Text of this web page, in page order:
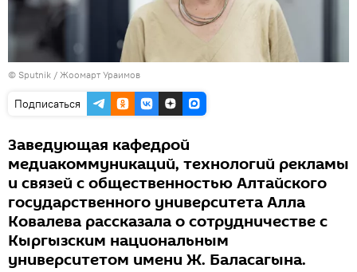
© Sputnik / Жоомарт Ураимов
Подписаться
Заведующая кафедрой
медиакоммуникаций, технологий рекламы
и связей с общественностью Алтайского
государственного университета Алла
Ковалева рассказала о сотрудничестве с
Кыргызским национальным
университетом имени Ж. Баласагына.